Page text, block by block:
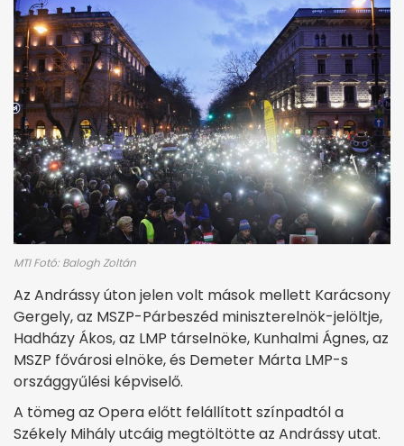
MTI Fotó: Balogh Zoltán
Az Andrássy úton jelen volt mások mellett Karácsony
Gergely, az MSZP-Párbeszéd miniszterelnök-jelöltje,
Hadházy Ákos, az LMP társelnöke, Kunhalmi Ágnes, az
MSZP fővárosi elnöke, és Demeter Márta LMP-s
országgyűlési képviselő.
A tömeg az Opera előtt felállított színpadtól a
Székely Mihály utcáig megtöltötte az Andrássy utat.